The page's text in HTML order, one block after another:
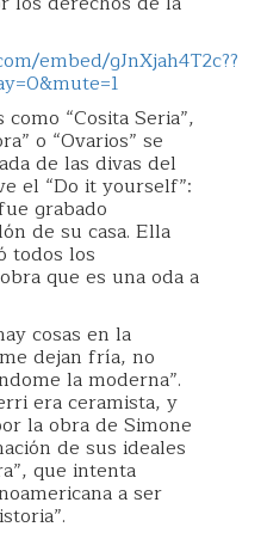
embed/gJnXjah4T2c??
“Cosita Seria”,
o “Ovarios” se
de las divas del
el “Do it yourself”:
grabado
de su casa. Ella
todos los
que es una oda a
cosas en la
dejan fría, no
la moderna”.
era ceramista, y
la obra de Simone
de sus ideales
que intenta
a ser